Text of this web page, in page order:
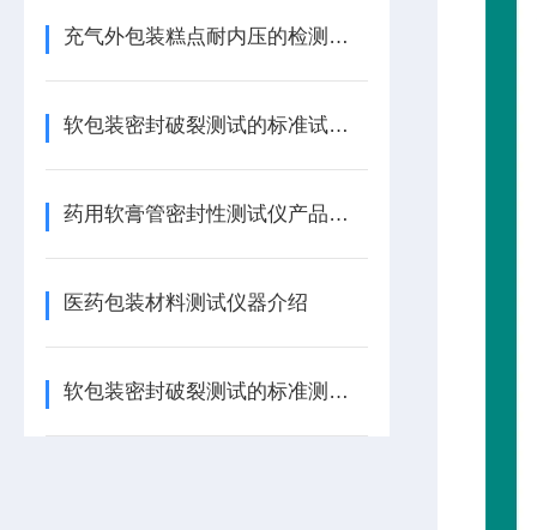
充气外包装糕点耐内压的检测方法
软包装密封破裂测试的标准试验方法
药用软膏管密封性测试仪产品特点
医药包装材料测试仪器介绍
软包装密封破裂测试的标准测试方法